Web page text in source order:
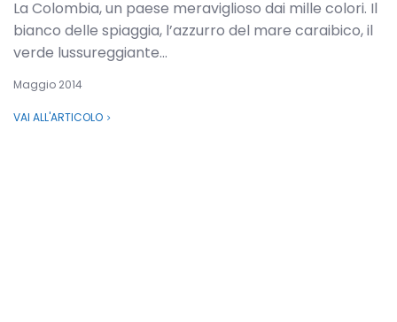
La Colombia, un paese meraviglioso dai mille colori. Il
bianco delle spiaggia, l’azzurro del mare caraibico, il
verde lussureggiante...
Maggio 2014
VAI ALL'ARTICOLO